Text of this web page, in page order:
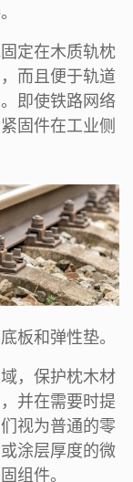
定在木质轨枕
而且便于轨道
即使铁路网络
固件在工业侧
板和弹性垫。
，保护枕木材
并在需要时提
视为普通的零
涂层厚度的微
组件。